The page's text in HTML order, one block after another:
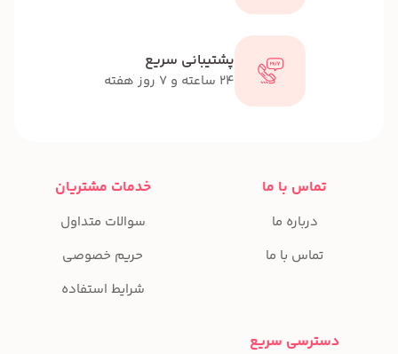
پشتیبانی سریع
24 ساعته و 7 روز هفته
تماس با ما
درباره ما
تماس با ما
خدمات مشتریان
سوالات متداول
حریم خصوصی
شرایط استفاده
دسترسی سریع